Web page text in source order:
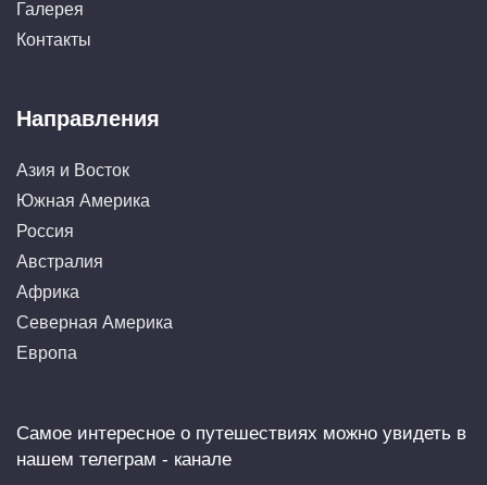
Галерея
Контакты
Направления
Азия и Восток
Южная Америка
Россия
Австралия
Африка
Северная Америка
Европа
Самое интересное о путешествиях можно увидеть в
нашем телеграм - канале